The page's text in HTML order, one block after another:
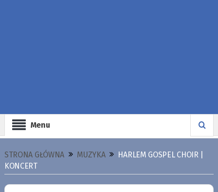
Menu
STRONA GŁÓWNA MUZYKA
HARLEM GOSPEL CHOIR |
KONCERT